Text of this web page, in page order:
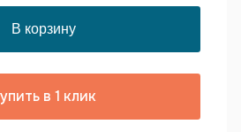
в 1 клик